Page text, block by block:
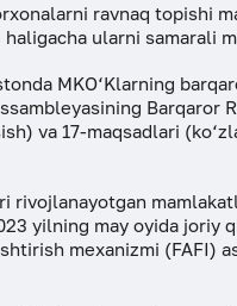
ravnaq topishi
ularni samarali
MKO‘Klarning
Barqaror
va 17-maqsadlari
rivojlanayotgan
yilning may oyida
mexanizmi (FAFI)